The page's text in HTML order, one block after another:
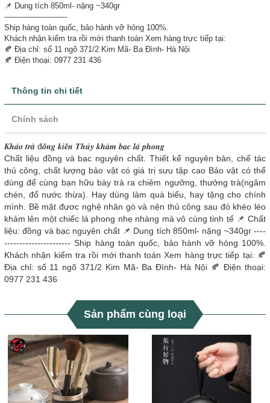
📌 Dung tích 850ml- nặng ~340gr
--------------------------
Ship hàng toàn quốc, bảo hành vỡ hỏng 100%.
Khách nhận kiểm tra rồi mới thanh toán Xem hàng trực tiếp tại:
🍂 Địa chỉ: số 11 ngõ 371/2 Kim Mã- Ba Đình- Hà Nội
🍂 Điện thoại: 0977 231 436
Thông tin chi tiết
Chính sách
𝑲𝒉𝒂́𝒐 𝒕𝒓𝒂̀ đ𝒐̂̀𝒏𝒈 𝒌𝒊𝒆̂́𝒏 𝑻𝒉𝒖̉𝒚 𝒌𝒉𝒂̉𝒎 𝒃𝒂̣𝒄 𝒍𝒂́ 𝒑𝒉𝒐𝒏𝒈
Chất liệu đồng và bạc nguyên chất. Thiết kế nguyên bản, chế tác
thủ công, chất lượng bảo vật có giá trị sưu tập cao Bảo vật có thể
dùng để cùng bạn hữu bày trà ra chiêm ngưỡng, thưởng trà(ngâm
chén, đổ nước thừa). Hay dùng làm quà biếu, hay tặng cho chính
mình. Bề mặt đươc nghệ nhân gò và nện thủ công sau đó khéo léo
khảm lên một chiếc lá phong nhẹ nhàng mà vô cùng tinh tế 📌 Chất
liệu: đồng và bạc nguyên chất 📌 Dung tích 850ml- nặng ~340gr ----
---------------------- Ship hàng toàn quốc, bảo hành vỡ hỏng 100%.
Khách nhận kiểm tra rồi mới thanh toán Xem hàng trực tiếp tại: 🍂
Địa chỉ: số 11 ngõ 371/2 Kim Mã- Ba Đình- Hà Nội 🍂 Điện thoại:
0977 231 436
Sản phẩm cùng loại